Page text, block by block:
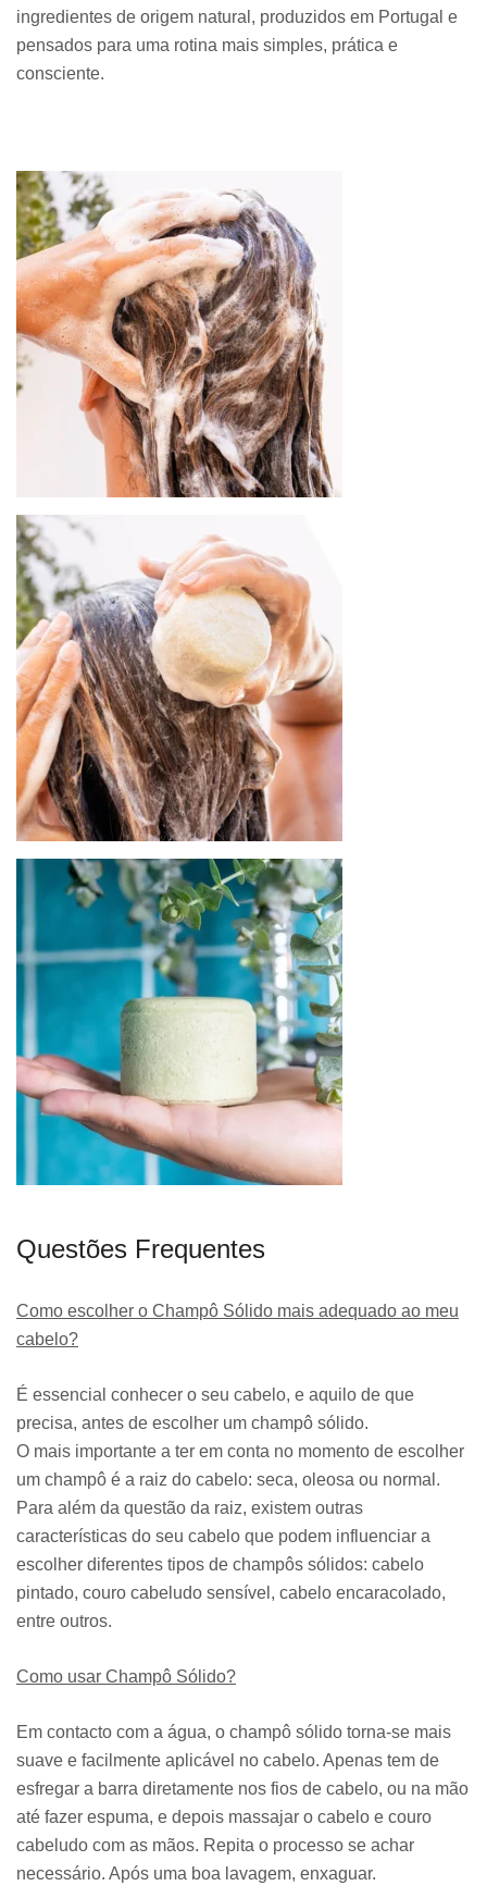
ingredientes de origem natural, produzidos em Portugal e
pensados para uma rotina mais simples, prática e
consciente.
Questões Frequentes
Como escolher o Champô Sólido mais adequado ao meu
cabelo?
É essencial conhecer o seu cabelo, e aquilo de que
precisa, antes de escolher um champô sólido.
O mais importante a ter em conta no momento de escolher
um champô é a raiz do cabelo: seca, oleosa ou normal.
Para além da questão da raiz, existem outras
características do seu cabelo que podem influenciar a
escolher diferentes tipos de champôs sólidos: cabelo
pintado, couro cabeludo sensível, cabelo encaracolado,
entre outros.
Como usar Champô Sólido?
Em contacto com a água, o champô sólido torna-se mais
suave e facilmente aplicável no cabelo. Apenas tem de
esfregar a barra diretamente nos fios de cabelo, ou na mão
até fazer espuma, e depois massajar o cabelo e couro
cabeludo com as mãos. Repita o processo se achar
necessário. Após uma boa lavagem, enxaguar.